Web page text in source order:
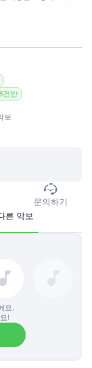
건반
보
문의하기
른 악보
요.
!